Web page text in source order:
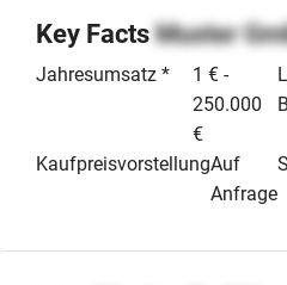
Key FactsMuster
Jahresumsatz *
1 € -
250.000
€
KaufpreisvorstellungAuf
Anfrage